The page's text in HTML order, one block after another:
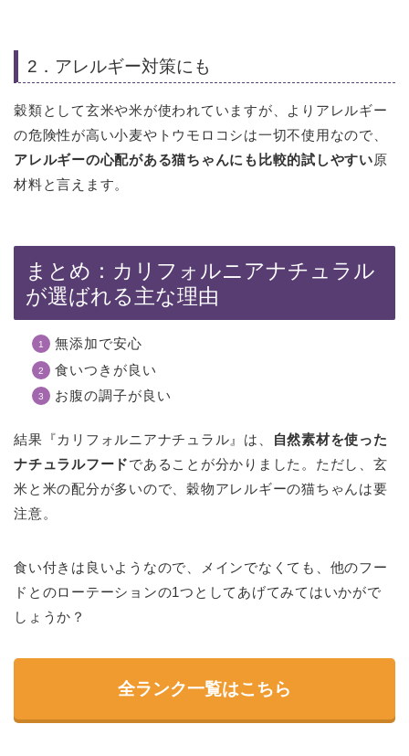
2．アレルギー対策にも
穀類として玄米や米が使われていますが、よりアレルギー
の危険性が高い小麦やトウモロコシは一切不使用なので、
アレルギーの心配がある猫ちゃんにも比較的試しやすい原
材料と言えます。
まとめ：カリフォルニアナチュラル
が選ばれる主な理由
無添加で安心
食いつきが良い
お腹の調子が良い
結果『カリフォルニアナチュラル』は、
自然素材を使った
ナチュラルフードであることが分かりました。ただし、玄
米と米の配分が多いので、穀物アレルギーの猫ちゃんは要
注意。
食い付きは良いようなので、メインでなくても、他のフー
ドとのローテーションの1つとしてあげてみてはいかがで
しょうか？
全ランク一覧はこちら